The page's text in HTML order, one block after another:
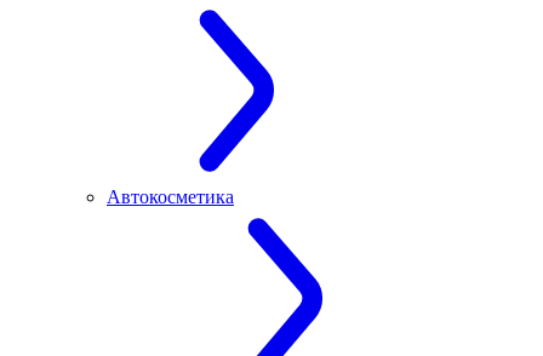
Автокосметика